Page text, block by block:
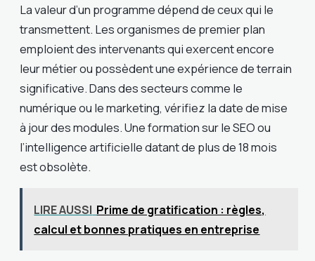
La valeur d’un programme dépend de ceux qui le
transmettent. Les organismes de premier plan
emploient des intervenants qui exercent encore
leur métier ou possèdent une expérience de terrain
significative. Dans des secteurs comme le
numérique ou le marketing, vérifiez la date de mise
à jour des modules. Une formation sur le SEO ou
l’intelligence artificielle datant de plus de 18 mois
est obsolète.
LIRE AUSSI Prime de gratification : règles,
calcul et bonnes pratiques en entreprise